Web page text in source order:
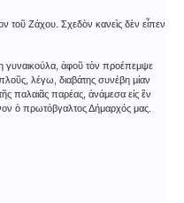
τοῦ Ζάχου. Σχεδὸν κανεὶς δὲν εἶπεν
γυναικούλα, ἀφοῦ τὸν προέπεμψε
λέγω, διαβάτης συνέβη μίαν
παλαιᾶς παρέας, ἀνάμεσα εἰς ἓν
ὁ πρωτόβγαλτος Δήμαρχός μας.